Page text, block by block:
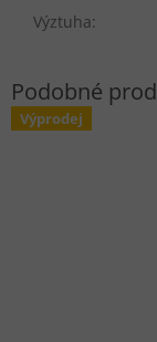
Výztuha:
Výprodej